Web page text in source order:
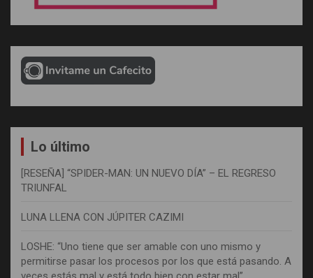
Lo último
[RESEÑA] “SPIDER-MAN: UN NUEVO DÍA” – EL REGRESO
TRIUNFAL
LUNA LLENA CON JÚPITER CAZIMI
LOSHE: “Uno tiene que ser amable con uno mismo y
permitirse pasar los procesos por los que está pasando. A